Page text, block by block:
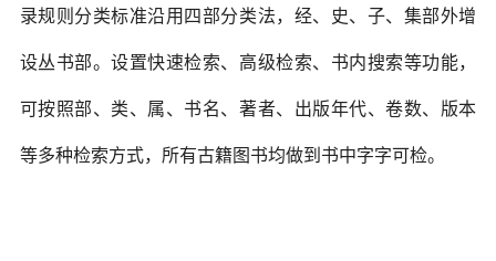
录规则分类标准沿用四部分类法，经、史、子、集部外增
设丛书部。设置快速检索、高级检索、书内搜索等功能，
可按照部、类、属、书名、著者、出版年代、卷数、版本
等多种检索方式，所有古籍图书均做到书中字字可检。